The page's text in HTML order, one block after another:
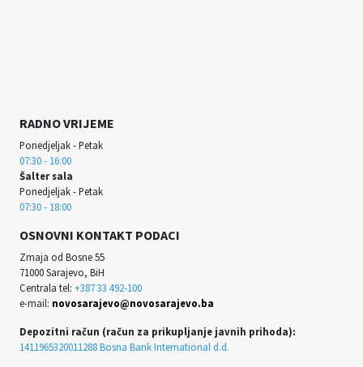
RADNO VRIJEME
Ponedjeljak - Petak
07:30 - 16:00
Šalter sala
Ponedjeljak - Petak
07:30 - 18:00
OSNOVNI KONTAKT PODACI
Zmaja od Bosne 55
71000 Sarajevo, BiH
Centrala tel: +387 33 492-100
e-mail: novosarajevo@novosarajevo.ba
Depozitni račun (račun za prikupljanje javnih prihoda):
1411965320011288 Bosna Bank International d.d.